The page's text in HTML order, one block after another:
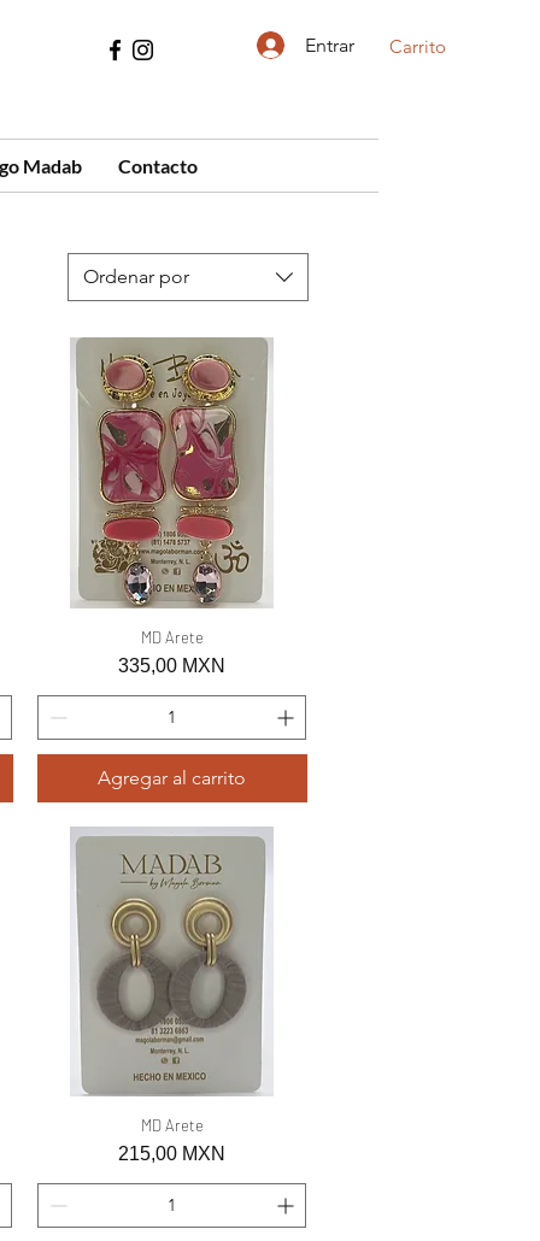
Entrar Carrito
Madab Contacto
Ordenar por
Vista rápida
MD Arete
Precio
335,00 MXN
Agregar al carrito
Vista rápida
MD Arete
Precio
215,00 MXN